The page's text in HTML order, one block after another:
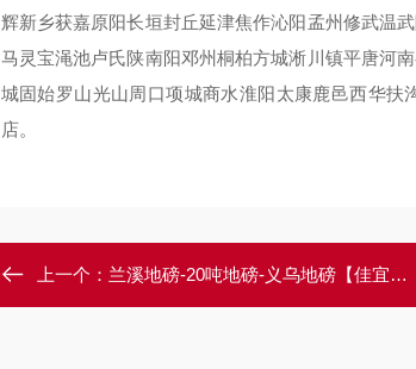
辉新乡获嘉原阳长垣封丘延津焦作沁阳孟州修武温
马灵宝渑池卢氏陕南阳邓州桐柏方城淅川镇平唐河
城固始罗山光山周口项城商水淮阳太康鹿邑西华
店。
上一个： 兰溪地磅-20吨地磅-义乌地磅【佳宜电子】